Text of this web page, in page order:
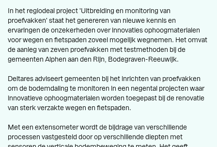
In het regiodeal project 'Uitbreiding en monitoring van
proefvakken' staat het genereren van nieuwe kennis en
ervaringen de onzekerheden over innovaties ophoogmaterialen
voor wegen en fietspaden zoveel mogelijk wegnemen. Het omvat
de aanleg van zeven proefvakken met testmethoden bij de
gemeenten Alphen aan den Rijn, Bodegraven-Reeuwijk.
Deltares adviseert gemeenten bij het inrichten van proefvakken
om de bodemdaling te monitoren in een negental projecten waar
innovatieve ophoogmaterialen worden toegepast bij de renovatie
van sterk verzakte wegen en fietspaden.
Met een extensometer wordt de bijdrage van verschillende
processen vastgesteld door op verschillende diepten met